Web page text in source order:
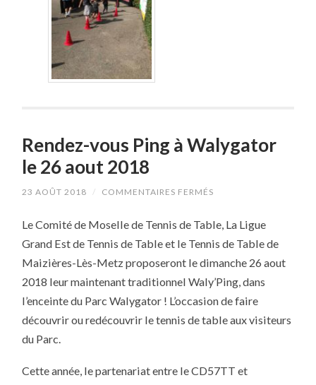
Rendez-vous Ping à Walygator
le 26 aout 2018
23 AOÛT 2018 / COMMENTAIRES FERMÉS
PING
WALYGATOR
26
AOUT
2018
Le Comité de Moselle de Tennis de Table, La Ligue
Grand Est de Tennis de Table et le Tennis de Table de
Maizières-Lès-Metz proposeront le dimanche 26 aout
2018 leur maintenant traditionnel Waly’Ping, dans
l’enceinte du Parc Walygator ! L’occasion de faire
découvrir ou redécouvrir le tennis de table aux visiteurs
du Parc.
Cette année, le partenariat entre le CD57TT et